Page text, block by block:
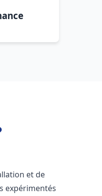
et de
expérimentés